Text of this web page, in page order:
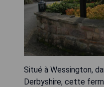
Situé à Wessington,
Derbyshire, cette